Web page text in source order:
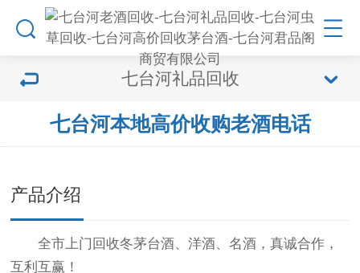
七台河礼品回收
七台河本地高价收购老酒电话
产品介绍
全市上门回收冬茅台酒、洋酒、名酒，真诚合作，
互利互赢！